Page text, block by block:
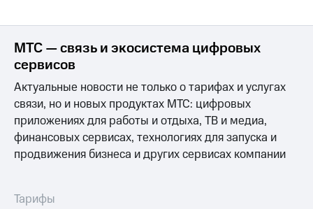
МТС — связь и экосистема цифровых
сервисов
Актуальные новости не только о тарифах и услугах
связи, но и новых продуктах МТС: цифровых
приложениях для работы и отдыха, ТВ и медиа,
финансовых сервисах, технологиях для запуска и
продвижения бизнеса и других сервисах компании
Тарифы